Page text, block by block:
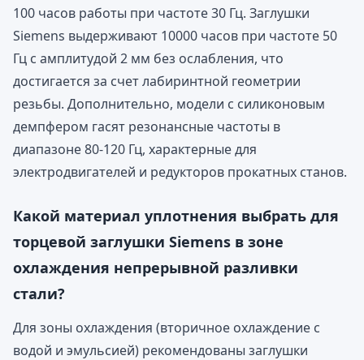
100 часов работы при частоте 30 Гц. Заглушки
Siemens выдерживают 10000 часов при частоте 50
Гц с амплитудой 2 мм без ослабления, что
достигается за счет лабиринтной геометрии
резьбы. Дополнительно, модели с силиконовым
демпфером гасят резонансные частоты в
диапазоне 80-120 Гц, характерные для
электродвигателей и редукторов прокатных станов.
Какой материал уплотнения выбрать для
торцевой заглушки Siemens в зоне
охлаждения непрерывной разливки
стали?
Для зоны охлаждения (вторичное охлаждение с
водой и эмульсией) рекомендованы заглушки